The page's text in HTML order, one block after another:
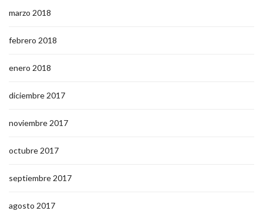
marzo 2018
febrero 2018
enero 2018
diciembre 2017
noviembre 2017
octubre 2017
septiembre 2017
agosto 2017